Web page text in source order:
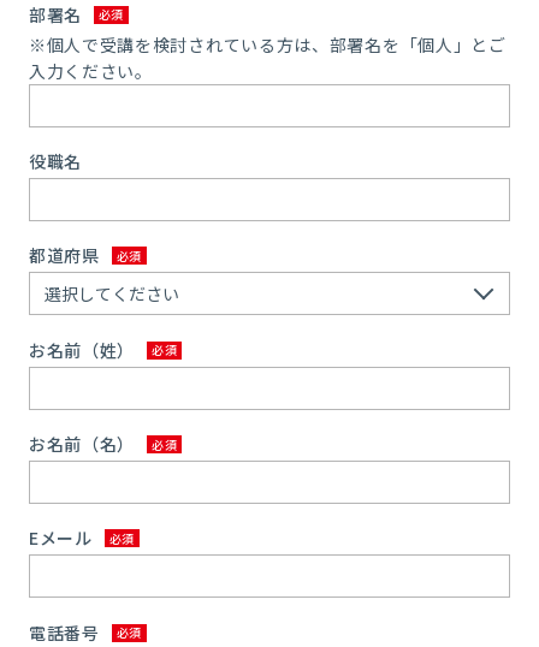
部署名
※個人で受講を検討されている方は、部署名を「個人」とご
入力ください。
役職名
都道府県
お名前（姓）
お名前（名）
Eメール
電話番号